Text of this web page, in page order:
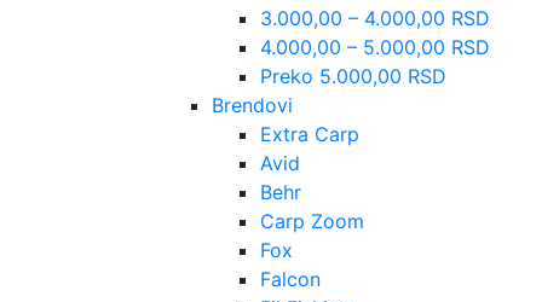
3.000,00 – 4.000,00 RSD
4.000,00 – 5.000,00 RSD
Preko 5.000,00 RSD
Brendovi
Extra Carp
Avid
Behr
Carp Zoom
Fox
Falcon